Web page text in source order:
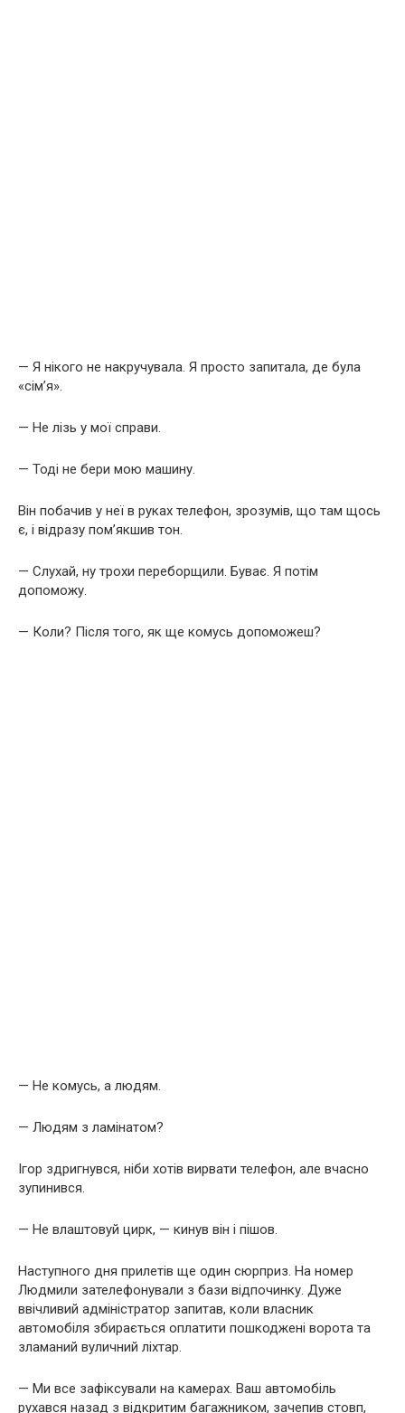
— Я нікого не накручувала. Я просто запитала, де була
«сім’я».
— Не лізь у мої справи.
— Тоді не бери мою машину.
Він побачив у неї в руках телефон, зрозумів, що там щось
є, і відразу пом’якшив тон.
— Слухай, ну трохи переборщили. Буває. Я потім
допоможу.
— Коли? Після того, як ще комусь допоможеш?
— Не комусь, а людям.
— Людям з ламінатом?
Ігор здригнувся, ніби хотів вирвати телефон, але вчасно
зупинився.
— Не влаштовуй цирк, — кинув він і пішов.
Наступного дня прилетів ще один сюрприз. На номер
Людмили зателефонували з бази відпочинку. Дуже
ввічливий адміністратор запитав, коли власник
автомобіля збирається оплатити пошкоджені ворота та
зламаний вуличний ліхтар.
— Ми все зафіксували на камерах. Ваш автомобіль
рухався назад з відкритим багажником, зачепив стовп,